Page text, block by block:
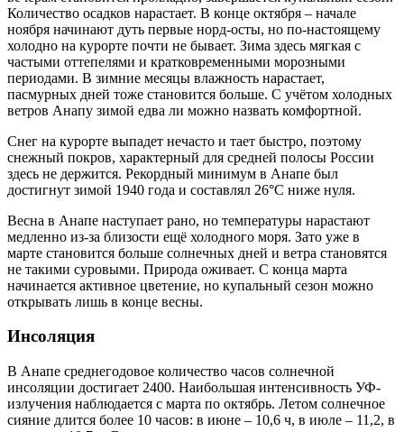
Количество осадков нарастает. В конце октября – начале
ноября начинают дуть первые норд-осты, но по-настоящему
холодно на курорте почти не бывает. Зима здесь мягкая с
частыми оттепелями и кратковременными морозными
периодами. В зимние месяцы влажность нарастает,
пасмурных дней тоже становится больше. С учётом холодных
ветров Анапу зимой едва ли можно назвать комфортной.
Снег на курорте выпадет нечасто и тает быстро, поэтому
снежный покров, характерный для средней полосы России
здесь не держится. Рекордный минимум в Анапе был
достигнут зимой 1940 года и составлял 26°С ниже нуля.
Весна в Анапе наступает рано, но температуры нарастают
медленно из-за близости ещё холодного моря. Зато уже в
марте становится больше солнечных дней и ветра становятся
не такими суровыми. Природа оживает. С конца марта
начинается активное цветение, но купальный сезон можно
открывать лишь в конце весны.
Инсоляция
В Анапе среднегодовое количество часов солнечной
инсоляции достигает 2400. Наибольшая интенсивность УФ-
излучения наблюдается с марта по октябрь. Летом солнечное
сияние длится более 10 часов: в июне – 10,6 ч, в июле – 11,2, в